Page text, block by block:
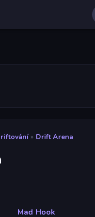
» Drift Arena
Mad Hook